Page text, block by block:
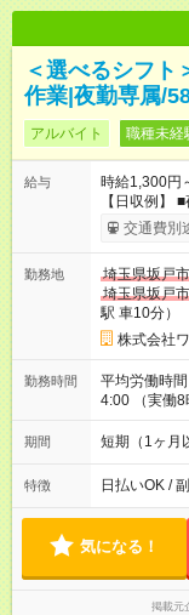
＜選べるシフ
作業|夜勤専属/
アルバイト 職種未経
給与
時給1,300円
【日収例】
場合(深夜手当含む) ★日払いOK！
火・金曜日
【試用期間
給与は本採
交通費別
勤務地
埼玉県坂戸市
埼玉県坂戸市
駅 車10分）
株式会社
勤務時間
平均労働時
4:00 （実働
翌6:00 (実
したシフト
(1)19:00～
間) (3)19:00
固定を基本
す。 ※時間
期間 短期（1ヶ月
特徴 日払いOK /
気になる！
掲載元